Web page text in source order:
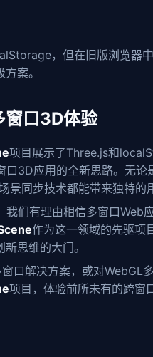
，但在旧版浏览器
案。
窗口3D体验
项目展示了Three.js和
口3D应用的全新思路。无论
景同步技术都能带来独特的
我们有理由相信多窗口Web
作为这一领域的先驱项
思维的大门。
口解决方案，或对WebGL
项目，体验前所未有的跨窗